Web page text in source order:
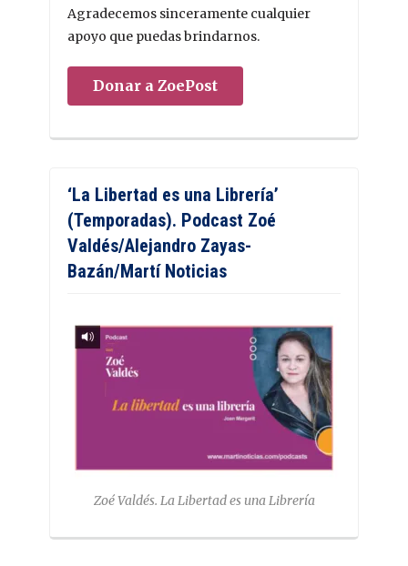
Agradecemos sinceramente cualquier
apoyo que puedas brindarnos.
Donar a ZoePost
‘La Libertad es una Librería’
(Temporadas). Podcast Zoé
Valdés/Alejandro Zayas-
Bazán/Martí Noticias
Zoé Valdés. La Libertad es una Librería